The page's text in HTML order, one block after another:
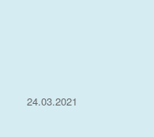
Julkaistu
24.03.2021